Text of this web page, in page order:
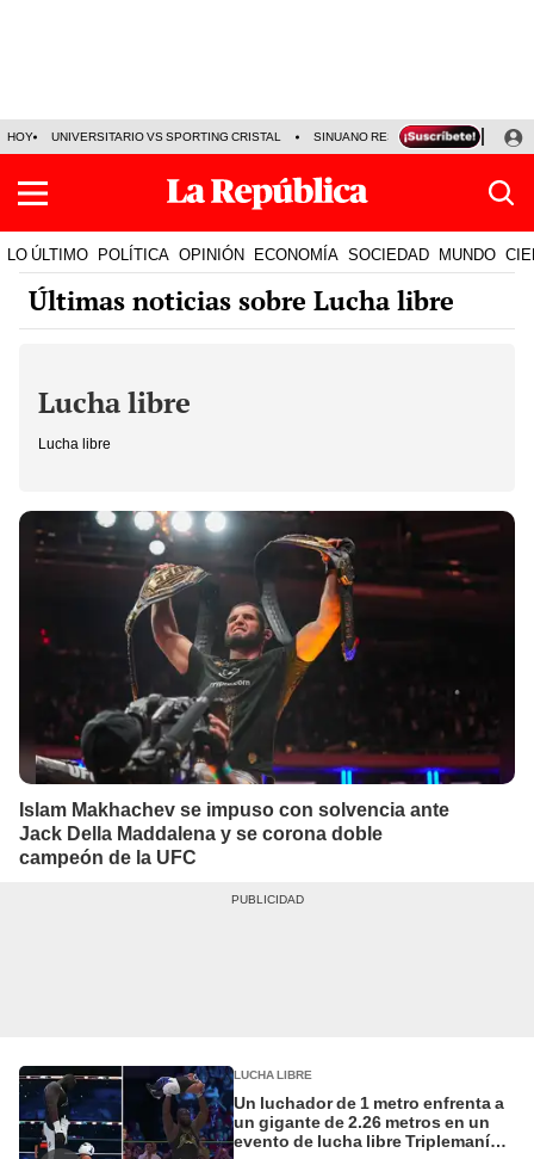
HOY UNIVERSITARIO VS SPORTING CRISTAL SINUANO RESULTADOS HOY
LO ÚLTIMO POLÍTICA OPINIÓN ECONOMÍA SOCIEDAD MUNDO
Últimas noticias sobre Lucha libre
Lucha libre
Lucha libre
Islam Makhachev se impuso con solvencia ante
Jack Della Maddalena y se corona doble
campeón de la UFC
LUCHA LIBRE
Un luchador de 1 metro enfrenta a
un gigante de 2.26 metros en un
evento de lucha libre Triplemanía: